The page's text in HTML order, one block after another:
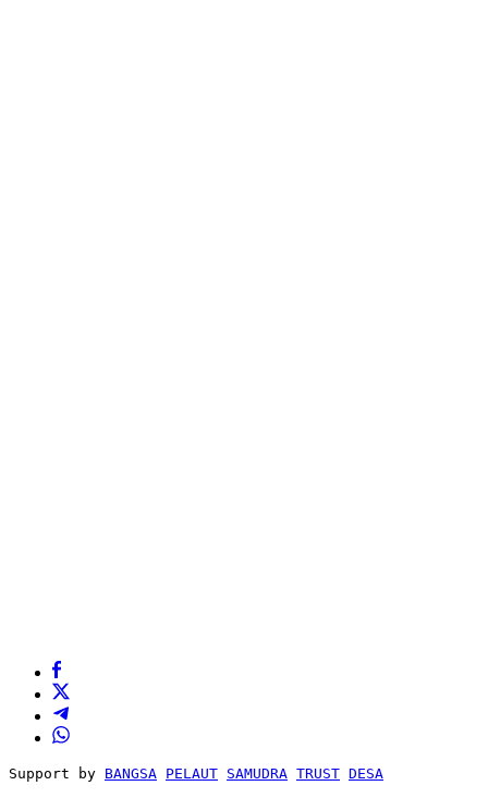
Support by BANGSA PELAUT SAMUDRA TRUST DESA